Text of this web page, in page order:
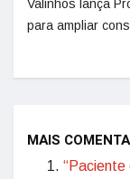
Valinhos lança
para ampliar
MAIS
“Paciente